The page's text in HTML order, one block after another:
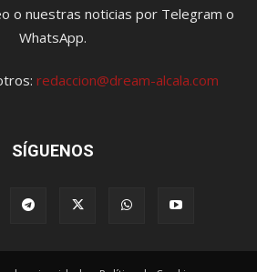
o nuestras noticias por Telegram o
WhatsApp.
redaccion@dream-alcala.com
SÍGUENOS